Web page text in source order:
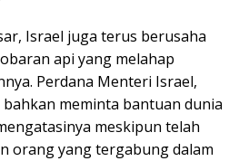
Israel juga terus berusaha
api yang melahap
Perdana Menteri Israel,
meminta bantuan dunia
meskipun telah
orang yang tergabung dalam